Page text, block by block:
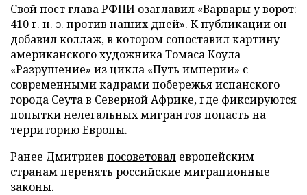
Свой пост глава РФПИ озаглавил «Варвары у ворот:
410 г. н. э. против наших дней». К публикации он
добавил коллаж, в котором сопоставил картину
американского художника Томаса Коула
«Разрушение» из цикла «Путь империи» с
современными кадрами побережья испанского
города Сеута в Северной Африке, где фиксируются
попытки нелегальных мигрантов попасть на
территорию Европы.
Ранее Дмитриев посоветовал европейским
странам перенять российские миграционные
законы.